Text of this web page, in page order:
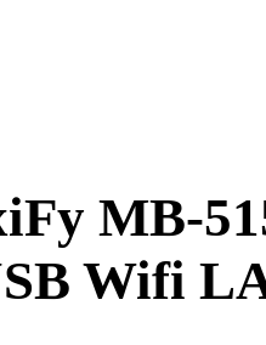
MB-
Wifi